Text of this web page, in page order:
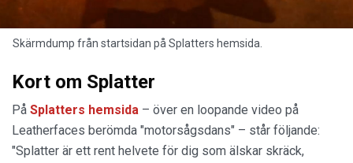
Skärmdump från startsidan på Splatters hemsida.
Kort om Splatter
På Splatters hemsida – över en loopande video på
Leatherfaces berömda "motorsågsdans" – står följande:
"Splatter är ett rent helvete för dig som älskar skräck,